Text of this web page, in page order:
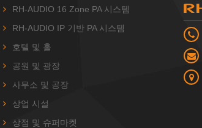
RH-AUDIO 16 Zone PA 시스템
RH-AUDIO IP 기반 PA 시스템
호텔 및 홀
공원 및 광장
사무소 및 공장
상업 시설
상점 및 슈퍼마켓